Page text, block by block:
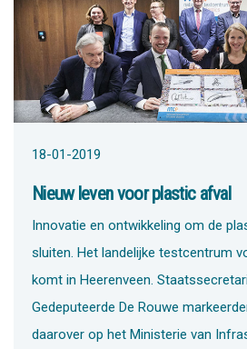
18-01-2019
Nieuw leven voor plastic afval
Innovatie en ontwikkeling om de
sluiten. Het landelijke testcentrum
komt in Heerenveen.
Gedeputeerde De Rouwe
daarover op het Ministerie van